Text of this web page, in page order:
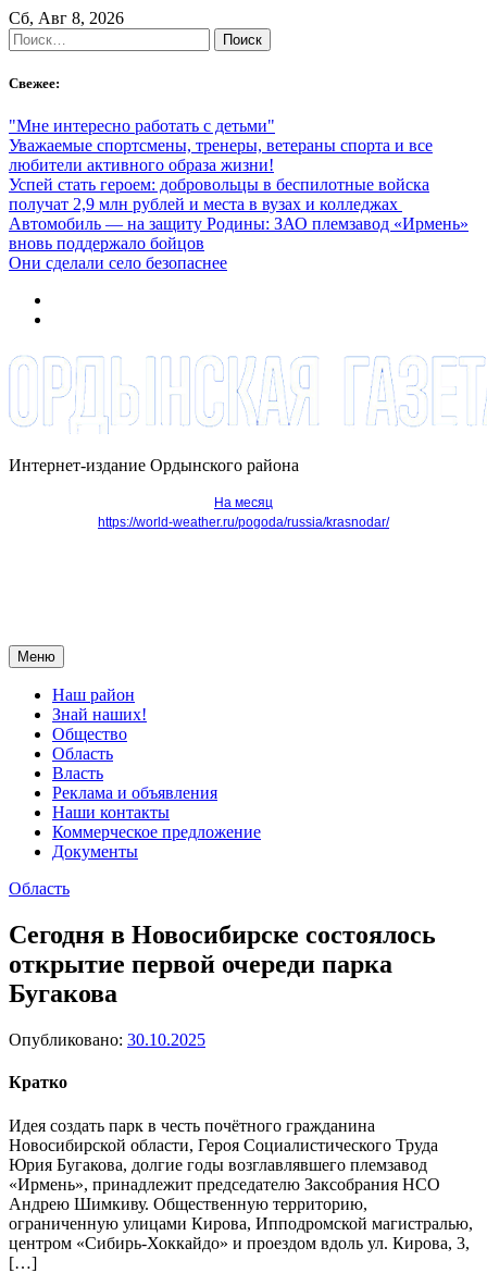
Skip
to
content
Сб, Авг 8, 2026
Найти:
Свежее:
"Мне интересно работать с детьми"
Уважаемые спортсмены, тренеры, ветераны спорта и все
любители активного образа жизни!
Успей стать героем: добровольцы в беспилотные войска
получат 2,9 млн рублей и места в вузах и колледжах
Автомобиль — на защиту Родины: ЗАО племзавод «Ирмень»
вновь поддержало бойцов
Они сделали село безопаснее
Интернет-издание Ордынского района
На месяц
https://world-weather.ru/pogoda/russia/krasnodar/
Меню
Наш район
Знай наших!
Общество
Область
Власть
Реклама и объявления
Наши контакты
Коммерческое предложение
Документы
Область
Сегодня в Новосибирске состоялось
открытие первой очереди парка
Бугакова
Опубликовано: 30.10.2025
Кратко
Идея создать парк в честь почётного гражданина
Новосибирской области, Героя Социалистического Труда
Юрия Бугакова, долгие годы возглавлявшего племзавод
«Ирмень», принадлежит председателю Заксобрания НСО
Андрею Шимкиву. Общественную территорию,
ограниченную улицами Кирова, Ипподромской магистралью,
центром «Сибирь-Хоккайдо» и проездом вдоль ул. Кирова, 3,
[…]